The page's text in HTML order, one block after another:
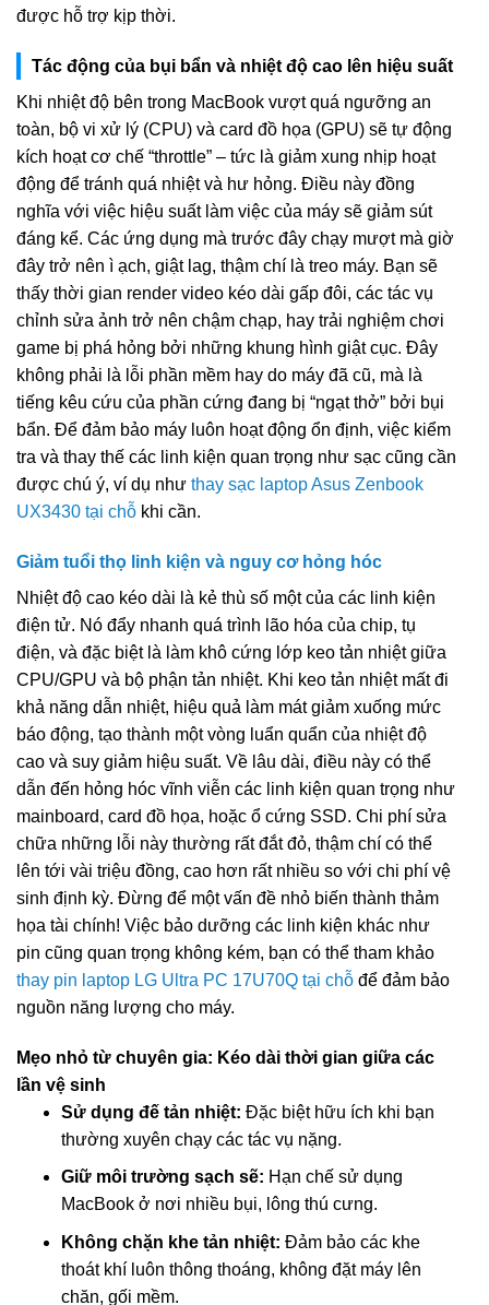
được hỗ trợ kịp thời.
Tác động của bụi bẩn và nhiệt độ cao lên hiệu suất
Khi nhiệt độ bên trong MacBook vượt quá ngưỡng an
toàn, bộ vi xử lý (CPU) và card đồ họa (GPU) sẽ tự động
kích hoạt cơ chế “throttle” – tức là giảm xung nhịp hoạt
động để tránh quá nhiệt và hư hỏng. Điều này đồng
nghĩa với việc hiệu suất làm việc của máy sẽ giảm sút
đáng kể. Các ứng dụng mà trước đây chạy mượt mà giờ
đây trở nên ì ạch, giật lag, thậm chí là treo máy. Bạn sẽ
thấy thời gian render video kéo dài gấp đôi, các tác vụ
chỉnh sửa ảnh trở nên chậm chạp, hay trải nghiệm chơi
game bị phá hỏng bởi những khung hình giật cục. Đây
không phải là lỗi phần mềm hay do máy đã cũ, mà là
tiếng kêu cứu của phần cứng đang bị “ngạt thở” bởi bụi
bẩn. Để đảm bảo máy luôn hoạt động ổn định, việc kiểm
tra và thay thế các linh kiện quan trọng như sạc cũng cần
được chú ý, ví dụ như thay sạc laptop Asus Zenbook
UX3430 tại chỗ khi cần.
Giảm tuổi thọ linh kiện và nguy cơ hỏng hóc
Nhiệt độ cao kéo dài là kẻ thù số một của các linh kiện
điện tử. Nó đẩy nhanh quá trình lão hóa của chip, tụ
điện, và đặc biệt là làm khô cứng lớp keo tản nhiệt giữa
CPU/GPU và bộ phận tản nhiệt. Khi keo tản nhiệt mất đi
khả năng dẫn nhiệt, hiệu quả làm mát giảm xuống mức
báo động, tạo thành một vòng luẩn quẩn của nhiệt độ
cao và suy giảm hiệu suất. Về lâu dài, điều này có thể
dẫn đến hỏng hóc vĩnh viễn các linh kiện quan trọng như
mainboard, card đồ họa, hoặc ổ cứng SSD. Chi phí sửa
chữa những lỗi này thường rất đắt đỏ, thậm chí có thể
lên tới vài triệu đồng, cao hơn rất nhiều so với chi phí vệ
sinh định kỳ. Đừng để một vấn đề nhỏ biến thành thảm
họa tài chính! Việc bảo dưỡng các linh kiện khác như
pin cũng quan trọng không kém, bạn có thể tham khảo
thay pin laptop LG Ultra PC 17U70Q tại chỗ để đảm bảo
nguồn năng lượng cho máy.
Mẹo nhỏ từ chuyên gia: Kéo dài thời gian giữa các
lần vệ sinh
Sử dụng đế tản nhiệt: Đặc biệt hữu ích khi bạn
thường xuyên chạy các tác vụ nặng.
Giữ môi trường sạch sẽ: Hạn chế sử dụng
MacBook ở nơi nhiều bụi, lông thú cưng.
Không chặn khe tản nhiệt: Đảm bảo các khe
thoát khí luôn thông thoáng, không đặt máy lên
chăn, gối mềm.